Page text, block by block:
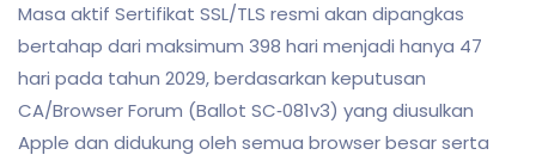
Masa aktif Sertifikat SSL/TLS resmi akan dipangkas
bertahap dari maksimum 398 hari menjadi hanya 47
hari pada tahun 2029, berdasarkan keputusan
CA/Browser Forum (Ballot SC‑081v3) yang diusulkan
Apple dan didukung oleh semua browser besar serta